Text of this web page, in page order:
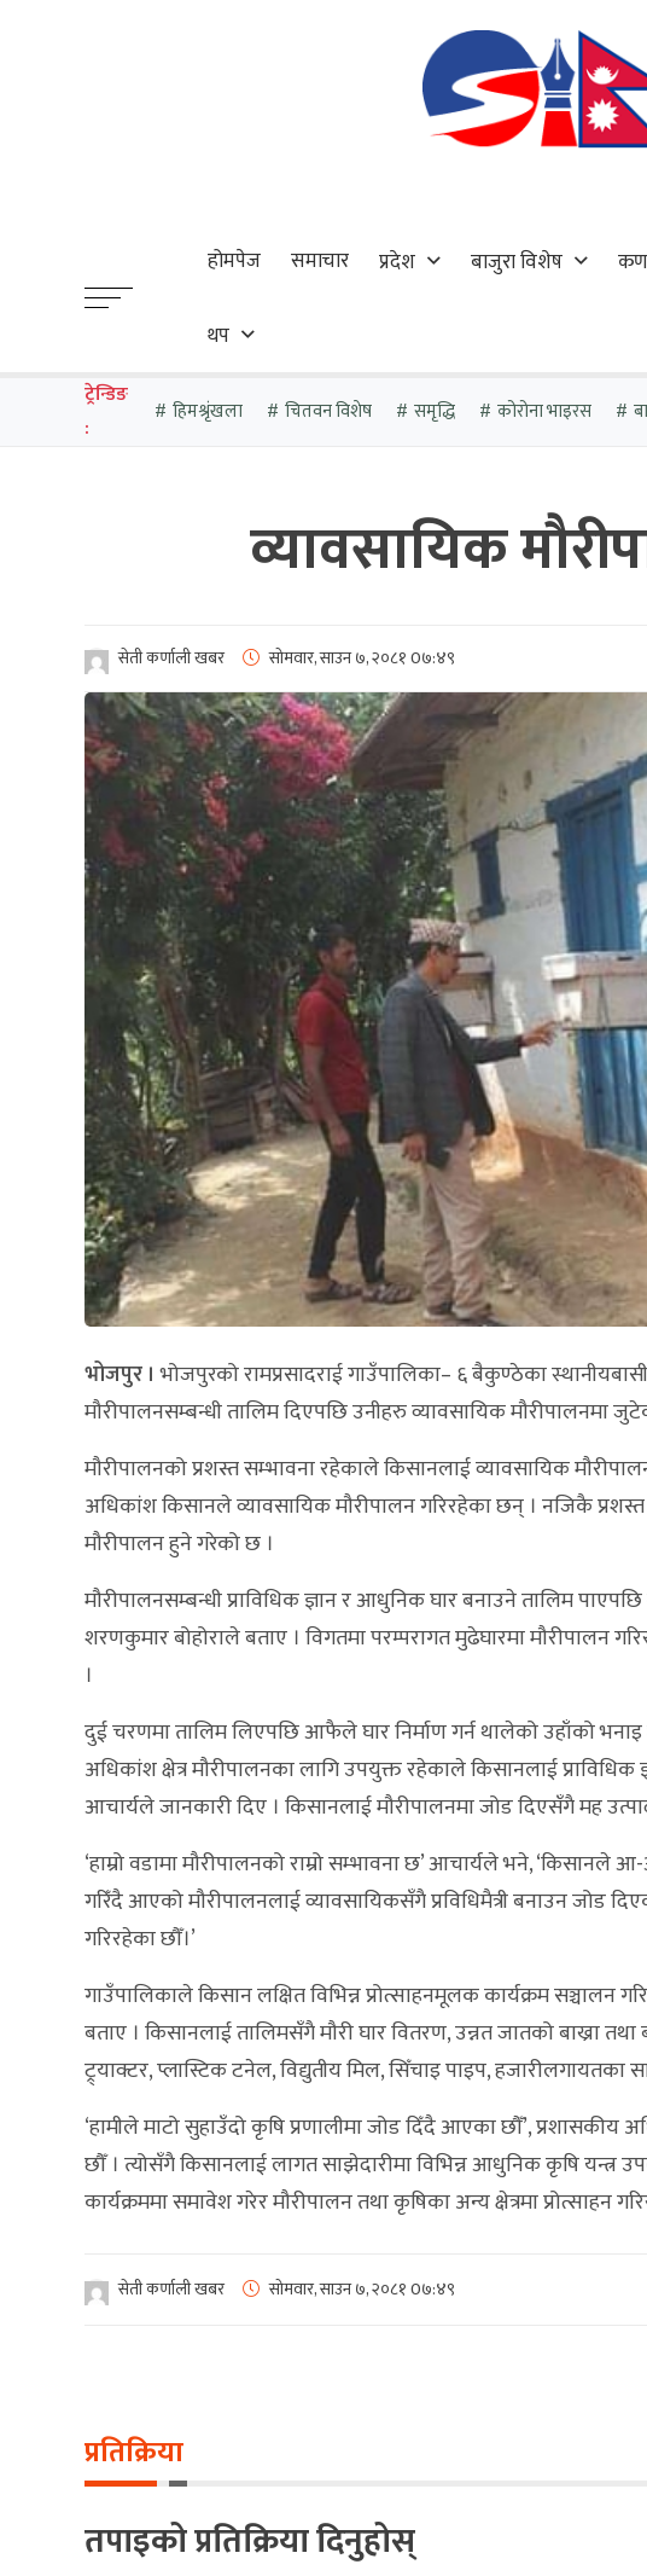
होमपेज समाचार प्रदेश बाजुरा विशेष
थप
ट्रेन्डिङ
:
हिमश्रृंखला चितवन विशेष समृद्धि कोरोना भाइरस
व्यावसायिक
सेती कर्णाली खबर सोमवार, साउन ७, २०८१0७:४९
भोजपुर । भोजपुरको रामप्रसादराई गाउँपालिका– ६ बैकुण्ठेका
मौरीपालनसम्बन्धी तालिम दिएपछि उनीहरु व्यावसायिक मौरीपालनमा
मौरीपालनको प्रशस्त सम्भावना रहेकाले किसानलाई व्यावसायिक
अधिकांश किसानले व्यावसायिक मौरीपालन गरिरहेका छन् । नजिकै
मौरीपालन हुने गरेको छ ।
मौरीपालनसम्बन्धी प्राविधिक ज्ञान र आधुनिक घार बनाउने तालिम
शरणकुमार बोहोराले बताए । विगतमा परम्परागत मुढेघारमा
।
दुई चरणमा तालिम लिएपछि आफैले घार निर्माण गर्न थालेको उहाँको
अधिकांश क्षेत्र मौरीपालनका लागि उपयुक्त रहेकाले किसानलाई
आचार्यले जानकारी दिए । किसानलाई मौरीपालनमा जोड दिएसँगै मह
‘हाम्रो वडामा मौरीपालनको राम्रो सम्भावना छ’ आचार्यले भने,
गरिँदै आएको मौरीपालनलाई व्यावसायिकसँगै प्रविधिमैत्री बनाउन जोड
गरिरहेका छौँ।’
गाउँपालिकाले किसान लक्षित विभिन्न प्रोत्साहनमूलक कार्यक्रम
बताए । किसानलाई तालिमसँगै मौरी घार वितरण, उन्नत जातको बाख्रा
ट्र्याक्टर, प्लास्टिक टनेल, विद्युतीय मिल, सिँचाइ पाइप, हजारीलगायतका
‘हामीले माटो सुहाउँदो कृषि प्रणालीमा जोड दिँदै आएका छौँ’,
छौँ । त्योसँगै किसानलाई लागत साझेदारीमा विभिन्न आधुनिक कृषि यन्त्र
कार्यक्रममा समावेश गरेर मौरीपालन तथा कृषिका अन्य क्षेत्रमा प्रोत्साहन
सेती कर्णाली खबर सोमवार, साउन ७, २०८१0७:४९
प्रतिक्रिया
तपाइको प्रतिक्रिया दिनुहोस्